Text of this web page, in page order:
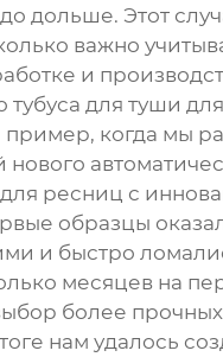
дольше. Этот
важно
и
тубуса для туши
пример, когда мы
нового
ресниц с
образцы
и быстро
месяцев на
более прочных
нам удалось